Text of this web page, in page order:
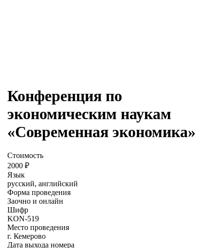
Конференция по
экономическим наукам
«Современная экономика»
Стоимость
2000 ₽
Язык
русский, английский
Форма проведения
Заочно и онлайн
Шифр
KON-519
Место проведения
г. Кемерово
Дата выхода номера